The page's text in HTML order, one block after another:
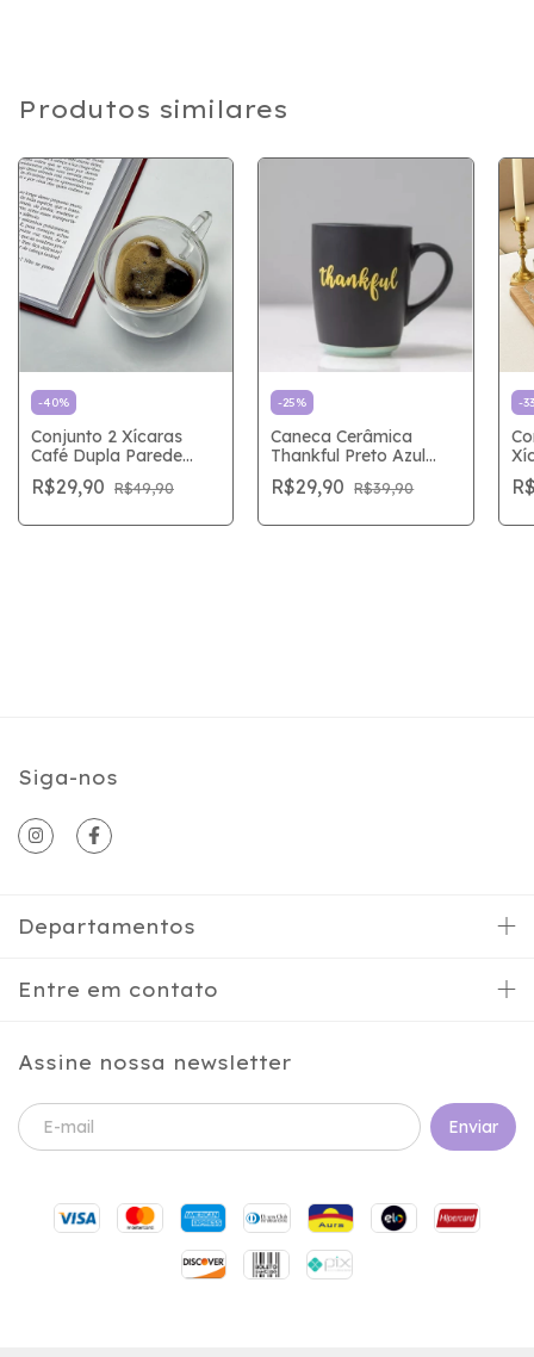
Produtos similares
-40%
Conjunto 2 Xícaras
Café Dupla Parede
Coração
R$29,90 R$49,90
-25%
Caneca Cerâmica
Thankful Preto Azul
340mL
R$29,90 R$39,90
-33
Siga-nos
Departamentos
Entre em contato
Assine nossa newsletter